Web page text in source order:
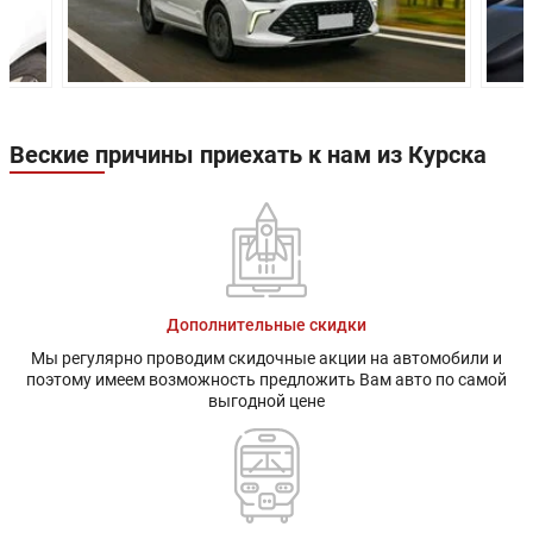
Передняя
подвеска:
Независимая,
типа Макферсон
Независимая,
типа
Полузависимая,
Передние
Дисковые
Дисковые
Дисковые
Веские причины приехать к нам из Курска
Дополнительные скидки
Мы регулярно проводим скидочные акции на автомобили и
поэтому имеем возможность предложить Вам авто по самой
выгодной цене